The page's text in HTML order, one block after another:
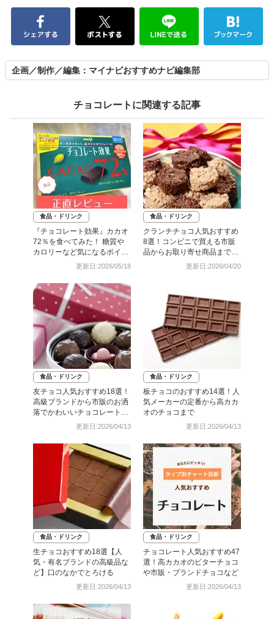
企画／制作／編集：マイナビおすすめナビ編集部
チョコレートに関連する記事
食品・ドリンク
『チョコレート効果』カカオ
72％を食べてみた！ 糖質や
カロリーなど気になるポイン
更新日:2026/05/18
食品・ドリンク
クランチチョコ人気おすすめ
8選！コンビニで買える市販
品からお取り寄せ商品まで紹
更新日:2026/04/20
食品・ドリンク
友チョコ人気おすすめ18選！
高級ブランドから市販のお洒
落でかわいいチョコレートま
更新日:2026/04/13
食品・ドリンク
板チョコのおすすめ14選！人
気メーカーの定番から高カカ
オのチョコまで
更新日:2026/04/13
食品・ドリンク
生チョコおすすめ18選【人
気・有名ブランドの高級品な
ど】口のなかでとろける
更新日:2026/04/13
食品・ドリンク
チョコレート人気おすすめ47
選！高カカオのビターチョコ
や市販・ブランドチョコなど
更新日:2026/04/13